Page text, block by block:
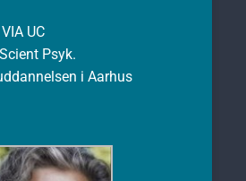
UC
Psyk.
i Aarhus